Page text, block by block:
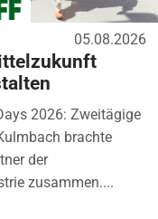
05.08.2026
2026: Zweitägige
brachte
der
zusammen....